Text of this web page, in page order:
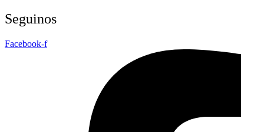
Seguinos
Facebook-f